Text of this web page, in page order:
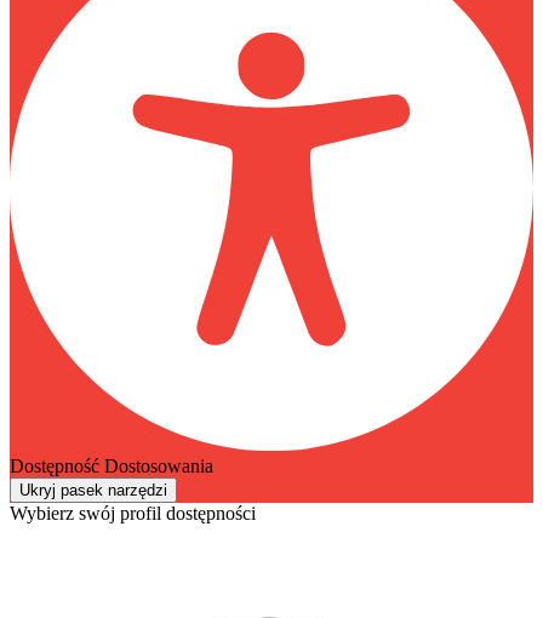
Dostępność Dostosowania
Ukryj pasek narzędzi
Wybierz swój profil dostępności